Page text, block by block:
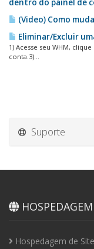
dentro do painel de
(Video) Como
Eliminar/Excluir
1) Acesse seu WHM,
conta.3)...
Suporte
Hospedagem de